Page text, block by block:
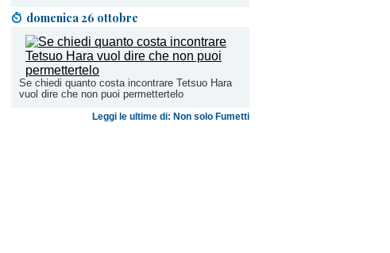
domenica 26 ottobre
Se chiedi quanto costa incontrare Tetsuo Hara
vuol dire che non puoi permettertelo
Leggi le ultime di: Non solo Fumetti